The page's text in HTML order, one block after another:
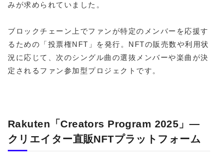
みが求められていました。
ブロックチェーン上でファンが特定のメンバーを応援す
るための「投票権NFT」を発行。NFTの販売数や利用状
況に応じて、次のシングル曲の選抜メンバーや楽曲が決
定されるファン参加型プロジェクトです。
Rakuten「Creators Program 2025」―
クリエイター直販NFTプラットフォーム